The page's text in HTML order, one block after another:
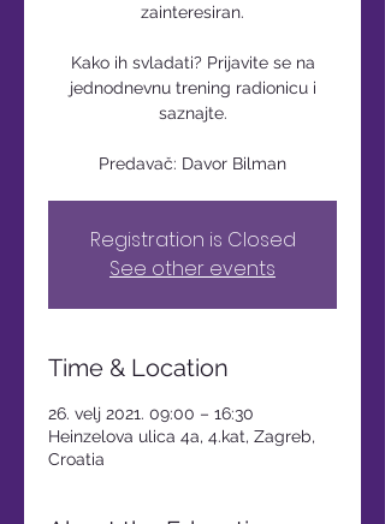
zainteresiran.
Kako ih svladati? Prijavite se na
jednodnevnu trening radionicu i
saznajte.
Registration is Closed
See other events
Time & Location
26. velj 2021. 09:00 – 16:30
Heinzelova ulica 4a, 4.kat, Zagreb,
Croatia